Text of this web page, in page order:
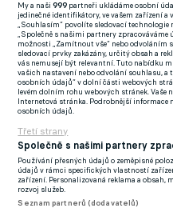
FlashFutbal (SK)
Tenisportal.cz
Tenisové zprávy
na Livesportu
Podmínky užití
Zásady ochrany osobních údajů
My a naši999 partneři ukládáme osobní
jedinečné identifikátory, ve vašem zařízení
„Souhlasím“ povolíte sledovací technologie
„Společně s našimi partnery zpracováváme
možnosti „Zamítnout vše“ nebo odvoláním
sledovací prvky zakázány, určitý obsah a
vás nemusejí být relevantní. Tuto nabídku
vašich nastavení nebo odvolání souhlasu,
osobních údajů“ v dolní části webových
levém dolním rohu webových stránek. Vaše
Internetová stránka. Podrobnější informace
osobních údajů.
Třetí strany
Společně s našimi partnery
Používání přesných údajů o zeměpisné
údajů v rámci specifických vlastností
zařízení. Personalizovaná reklama a obsah,
rozvoj služeb.
Seznam partnerů (dodavatelů)